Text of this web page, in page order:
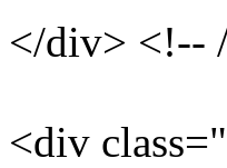
</div> <!--
<div